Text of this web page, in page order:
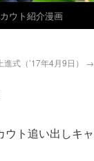
ウト紹介漫画
式（’17年4月9日） →
ウト追い出しキャ